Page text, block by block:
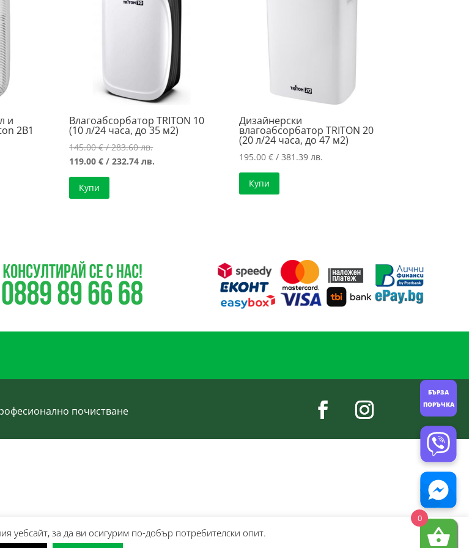
и
2В1
Влагоабсорбатор TRITON 10
(10 л/24 часа, до 35 м2)
145.00€/ 283.60 лв.Original
price
119.00€ / 232.74 лв.
Купи
Дизайнерски
влагоабсорбатор TRITON 20
(20 л/24 часа, до 47 м2)
195.00€ / 381.39 лв.
Купи
почистване
уебсайт, за да ви осигурим по-добър потребителски опит.
0
БЪРЗА
ПОРЪЧКА